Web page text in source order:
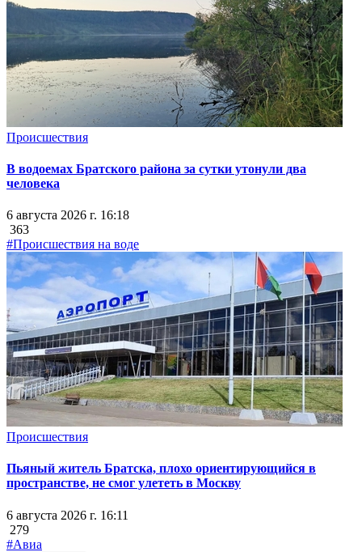
Происшествия
В водоемах Братского района за сутки утонули два
человека
6 августа 2026 г. 16:18
363
#Происшествия на воде
Происшествия
Пьяный житель Братска, плохо ориентирующийся в
пространстве, не смог улететь в Москву
6 августа 2026 г. 16:11
279
#Авиа